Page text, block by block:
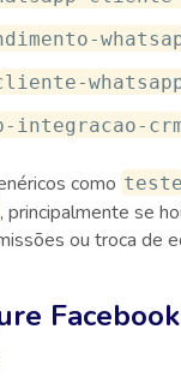
integracao-
como teste
, principalmente se
ou troca de